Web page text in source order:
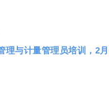
理与计量管理员培训，2